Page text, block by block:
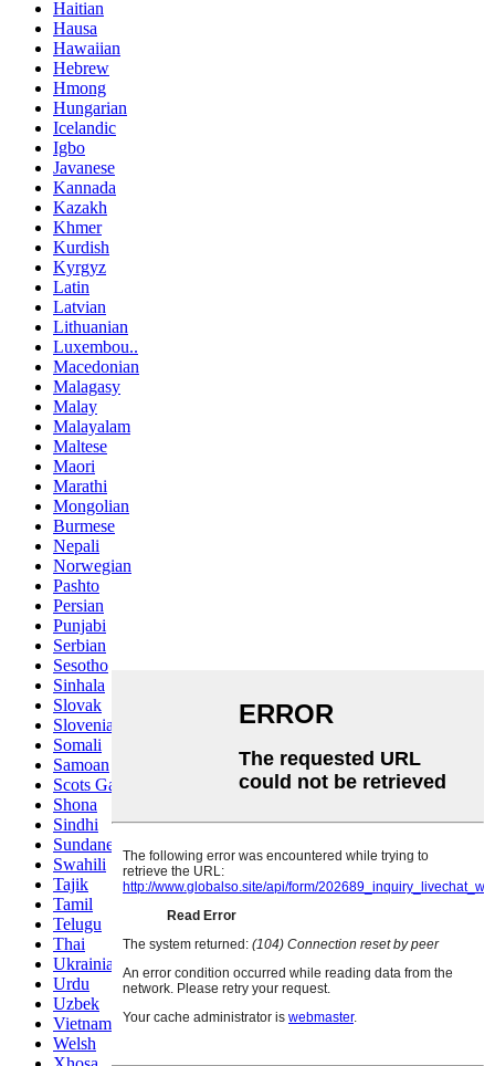
Haitian
Hausa
Hawaiian
Hebrew
Hmong
Hungarian
Icelandic
Igbo
Javanese
Kannada
Kazakh
Khmer
Kurdish
Kyrgyz
Latin
Latvian
Lithuanian
Luxembou..
Macedonian
Malagasy
Malay
Malayalam
Maltese
Maori
Marathi
Mongolian
Burmese
Nepali
Norwegian
Pashto
Persian
Punjabi
Serbian
Sesotho
Sinhala
Slovak
Slovenian
Somali
Samoan
Scots Gaelic
Shona
Sindhi
Sundanese
Swahili
Tajik
Tamil
Telugu
Thai
Ukrainian
Urdu
Uzbek
Vietnamese
Welsh